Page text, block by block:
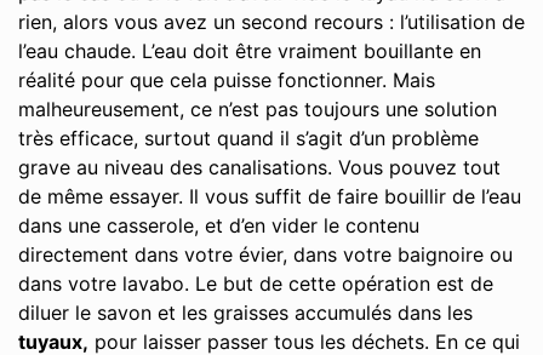
rien, alors vous avez un second recours : l’utilisation de
l’eau chaude. L’eau doit être vraiment bouillante en
réalité pour que cela puisse fonctionner. Mais
malheureusement, ce n’est pas toujours une solution
très efficace, surtout quand il s’agit d’un problème
grave au niveau des canalisations. Vous pouvez tout
de même essayer. Il vous suffit de faire bouillir de l’eau
dans une casserole, et d’en vider le contenu
directement dans votre évier, dans votre baignoire ou
dans votre lavabo. Le but de cette opération est de
diluer le savon et les graisses accumulés dans les
tuyaux, pour laisser passer tous les déchets. En ce qui